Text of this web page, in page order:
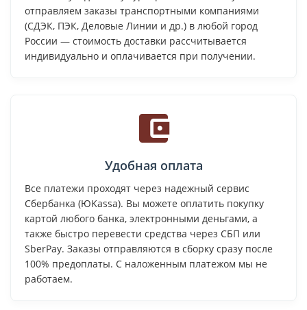
отправляем заказы транспортными компаниями
(СДЭК, ПЭК, Деловые Линии и др.) в любой город
России — стоимость доставки рассчитывается
индивидуально и оплачивается при получении.
Удобная оплата
Все платежи проходят через надежный сервис
Сбербанка (ЮKassa). Вы можете оплатить покупку
картой любого банка, электронными деньгами, а
также быстро перевести средства через СБП или
SberPay. Заказы отправляются в сборку сразу после
100% предоплаты. С наложенным платежом мы не
работаем.